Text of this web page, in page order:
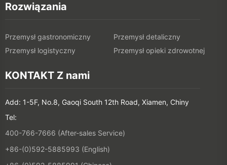
Rozwiązania
Przemysł gastronomiczny
Przemysł detaliczny
Przemysł logistyczny
Przemysł opieki zdrowotnej
KONTAKT Z nami
Add: 1-5F, No.8, Gaoqi South 12th Road, Xiamen, Chiny
Tel:
400-766-7666 (After-sales Service)
+86-(0)592-5885993 (English)